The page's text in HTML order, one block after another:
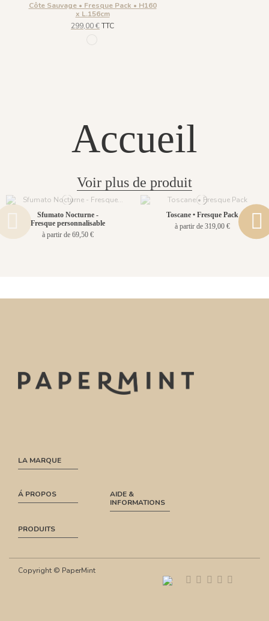
Côte Sauvage • Fresque Pack • H160
x L.156cm
299,00 €TTC
Accueil
Voir plus de produit
Sfumato Nocturne -
Fresque personnalisable
à partir de 69,50 €
Toscane • Fresque Pack
à partir de 319,00 €
LA MARQUE
Á PROPOS
AIDE &
INFORMATIONS
PRODUITS
Copyright © PaperMint